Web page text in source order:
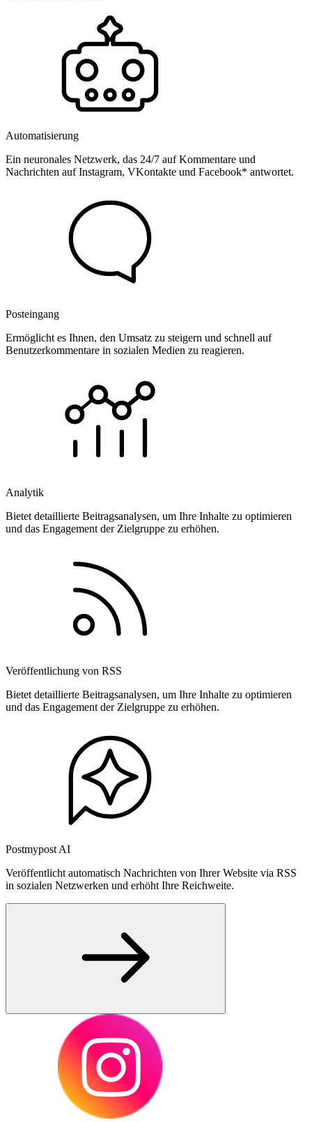
Automatisierung
Ein neuronales Netzwerk, das 24/7 auf Kommentare und
Nachrichten auf Instagram, VKontakte und Facebook* antwortet.
Posteingang
Ermöglicht es Ihnen, den Umsatz zu steigern und schnell auf
Benutzerkommentare in sozialen Medien zu reagieren.
Analytik
Bietet detaillierte Beitragsanalysen, um Ihre Inhalte zu optimieren
und das Engagement der Zielgruppe zu erhöhen.
Veröffentlichung von RSS
Bietet detaillierte Beitragsanalysen, um Ihre Inhalte zu optimieren
und das Engagement der Zielgruppe zu erhöhen.
Postmypost AI
Veröffentlicht automatisch Nachrichten von Ihrer Website via RSS
in sozialen Netzwerken und erhöht Ihre Reichweite.